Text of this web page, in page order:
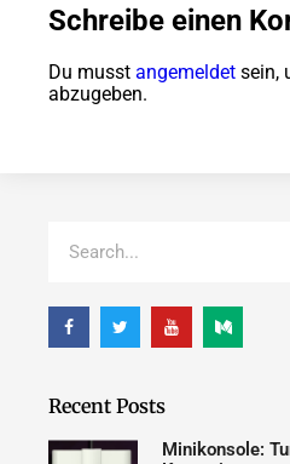
Schreibe einen
Du musst angemeldet sein,
abzugeben.
Recent Posts
Minikonsole: